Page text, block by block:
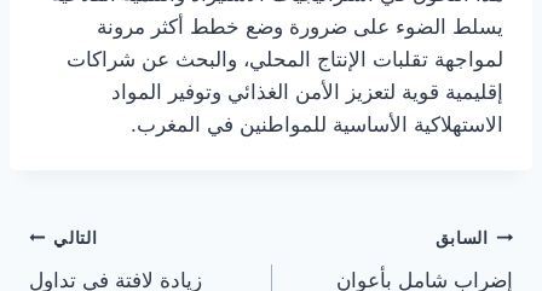
يسلط الضوء على ضرورة وضع خطط أكثر مرونة
لمواجهة تقلبات الإنتاج المحلي، والبحث عن شراكات
إقليمية قوية لتعزيز الأمن الغذائي وتوفير المواد
الاستهلاكية الأساسية للمواطنين في المغرب.
تصفّح
السابق
إضراب شامل بأعوان
التالي
زيادة لافتة في تداول